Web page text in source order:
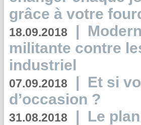
grâce à votre
18.09.2018 |
militante contre
industriel
07.09.2018 | Et si
d’occasion ?
31.08.2018 | Le